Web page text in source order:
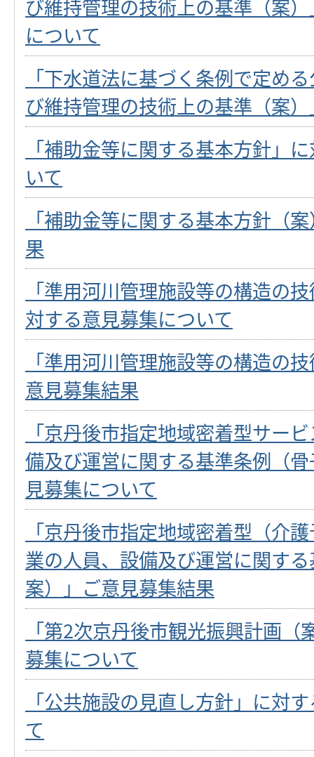
び維持管理の技術上の基準（案
について
「下水道法に基づく条例で定め
び維持管理の技術上の基準（案
「補助金等に関する基本方針」
いて
「補助金等に関する基本方針（
果
「準用河川管理施設等の構造の
対する意見募集について
「準用河川管理施設等の構造の
意見募集結果
「京丹後市指定地域密着型サー
備及び運営に関する基準条例（
見募集について
「京丹後市指定地域密着型（介
業の人員、設備及び運営に関す
案）」ご意見募集結果
「第2次京丹後市観光振興計画
募集について
「公共施設の見直し方針」に対
て